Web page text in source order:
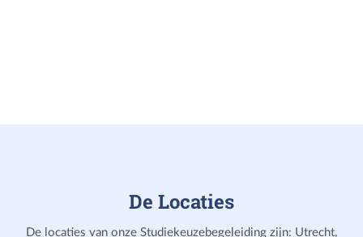
De Locaties
De locaties van onze Studiekeuzebegeleiding zijn: Utrecht,